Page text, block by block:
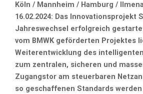
Köln / Mannheim / Hamburg /
16.02.2024: Das Innovationsprojekt
Jahreswechsel erfolgreich
vom BMWK geförderten Projektes
Weiterentwicklung des
zum zentralen, sicheren und
Zugangstor am steuerbaren
so geschaffenen Standards